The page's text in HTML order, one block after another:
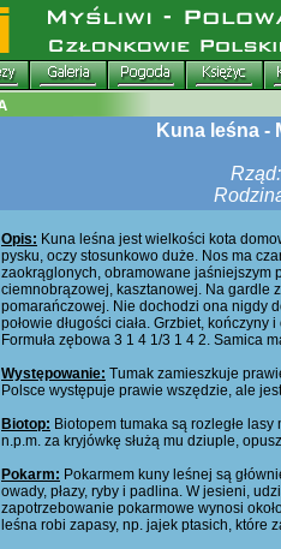
Kuna leśna -
Opis: Kuna leśna jest wielkości kota
pysku, oczy stosunkowo duże. Nos ma
zaokrąglonych, obramowane jaśniejszym
ciemnobrązowej, kasztanowej. Na gardle
pomarańczowej. Nie dochodzi ona nigdy
połowie długości ciała. Grzbiet,
Formuła zębowa 3 1 4 1/3 1 4 2. Samica
Występowanie: Tumak zamieszkuje
Polsce występuje prawie wszędzie, ale
Biotop: Biotopem tumaka są rozległe
n.p.m. za kryjówkę służą mu dziuple,
Pokarm: Pokarmem kuny leśnej są
owady, płazy, ryby i padlina. W jesieni,
zapotrzebowanie pokarmowe wynosi
leśna robi zapasy, np. jajek ptasich, które